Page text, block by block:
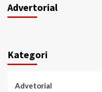
Advertorial
Kategori
Advetorial